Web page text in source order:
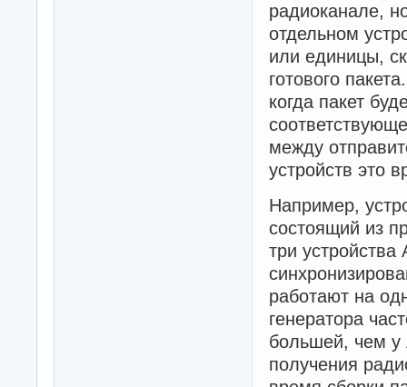
радиоканале,
отдельном
или единицы,
готового
когда пакет
между
устройств это
Например,
состоящий из
три
работают на
генератора
большей, чем
получения